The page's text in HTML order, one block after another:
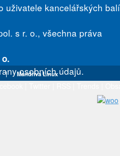
uživatele kancelářských
s r. o., všechna práva
osobních údajů.
| Mandriva Linux